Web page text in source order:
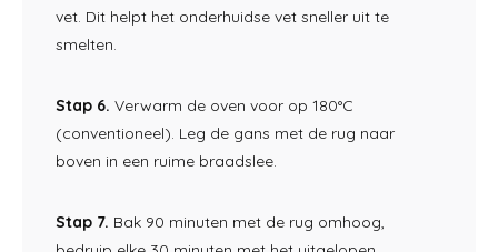
vet. Dit helpt het onderhuidse vet sneller uit te
smelten.
Stap 6. Verwarm de oven voor op 180°C
(conventioneel). Leg de gans met de rug naar
boven in een ruime braadslee.
Stap 7. Bak 90 minuten met de rug omhoog,